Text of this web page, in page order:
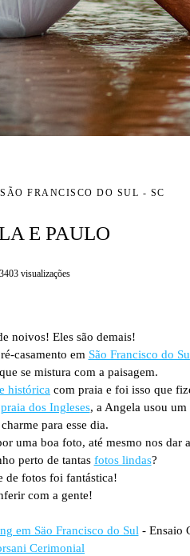
SÃO FRANCISCO DO SUL - SC
E PAULO
3403visualizações
noivos! Eles são demais!
casamento em São Francisco do
se mistura com a paisagem.
histórica com praia e foi isso que
praia dos Ingleses, a Angela usou
para esse dia.
uma boa foto, até mesmo nos
perto de tantas fotos lindas?
de fotos foi fantástica!
com a gente!
em Säo Francisco do Sul- Ensaio
Cerimonial